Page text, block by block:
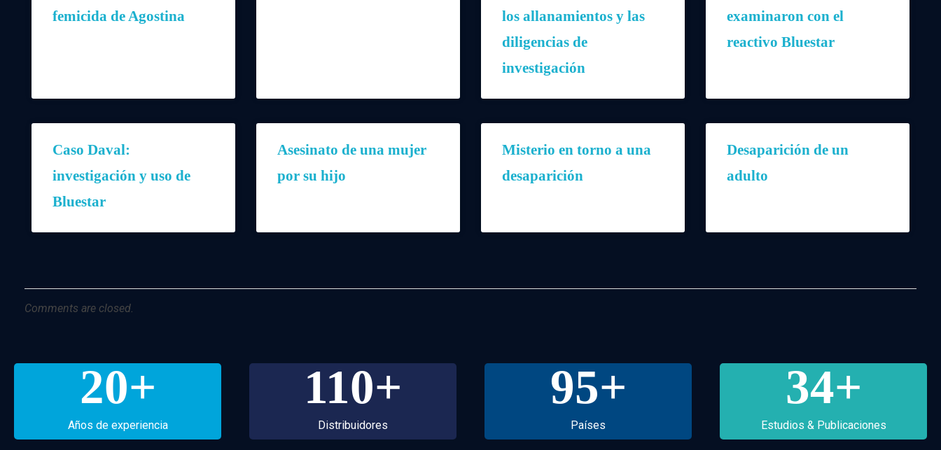
femicida de Agostina
los allanamientos y las
diligencias de
investigación
examinaron con el
reactivo Bluestar
Caso Daval:
investigación y uso de
Bluestar
Asesinato de una mujer
por su hijo
Misterio en torno a una
desaparición
Desaparición de un
adulto
Comments are closed.
20+
Años de experiencia
110+
Distribuidores
95+
Países
34+
Estudios & Publicaciones